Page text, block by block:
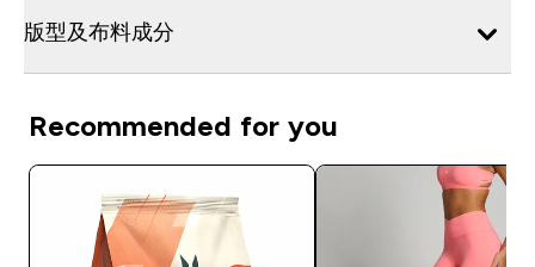
版型及布料成分
Recommended for you